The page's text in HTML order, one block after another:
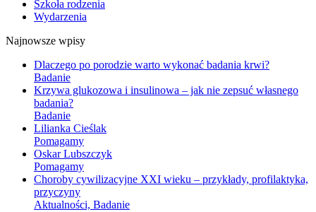
Szkoła rodzenia
Wydarzenia
Najnowsze wpisy
Dlaczego po porodzie warto wykonać badania krwi?
Badanie
Krzywa glukozowa i insulinowa – jak nie zepsuć własnego
badania?
Badanie
Lilianka Cieślak
Pomagamy
Oskar Lubszczyk
Pomagamy
Choroby cywilizacyjne XXI wieku – przykłady, profilaktyka,
przyczyny
Aktualności, Badanie